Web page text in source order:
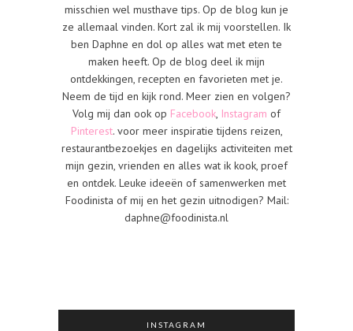
misschien wel musthave tips. Op de blog kun je
ze allemaal vinden. Kort zal ik mij voorstellen. Ik
ben Daphne en dol op alles wat met eten te
maken heeft. Op de blog deel ik mijn
ontdekkingen, recepten en favorieten met je.
Neem de tijd en kijk rond. Meer zien en volgen?
Volg mij dan ook op Facebook, Instagram of
Pinterest. voor meer inspiratie tijdens reizen,
restaurantbezoekjes en dagelijks activiteiten met
mijn gezin, vrienden en alles wat ik kook, proef
en ontdek. Leuke ideeën of samenwerken met
Foodinista of mij en het gezin uitnodigen? Mail:
daphne@foodinista.nl
INSTAGRAM